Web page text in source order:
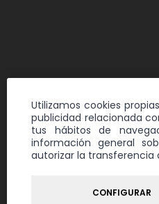
Utilizamos cookies
publicidad relacionada
tus hábitos de
información general
autorizar la transferencia
CONFIGURAR